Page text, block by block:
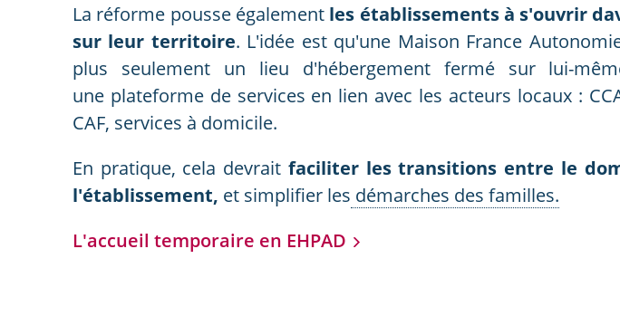
La réforme pousse égalementles établissements à s'ouvrir
sur leur territoire. L'idée est qu'une Maison France
plus seulement un lieu d'hébergement fermé sur lui-
une plateforme de services en lien avec les acteurs locaux :
CAF, services à domicile.
En pratique, cela devrait faciliter les transitions entre le
l'établissement, et simplifier les démarches des familles.
L'accueil temporaire en EHPAD